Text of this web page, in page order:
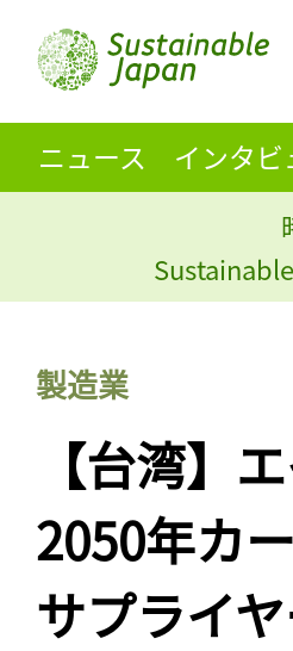
ニュース インタビ
製造業
【台湾】
2050年カ
サプライ